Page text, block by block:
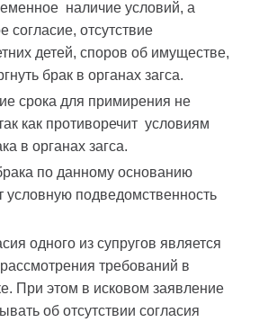
наличие условий, а
согласие, отсутствие
детей, споров об имуществе,
брак в органах загса.
срока для примирения не
как противоречит условиям
в органах загса.
по данному основанию
условную подведомственность
одного из супругов является
требований в
При этом в исковом заявление
об отсутствии согласия